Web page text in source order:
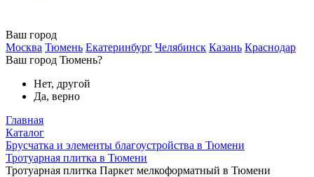
Ваш город
Москва Тюмень Екатеринбург Челябинск Казань Краснодар
Ваш город Тюмень?
Нет, другой
Да, верно
Главная
Каталог
Брусчатка и элементы благоустройства в Тюмени
Тротуарная плитка в Тюмени
Тротуарная плитка Паркет мелкоформатный в Тюмени